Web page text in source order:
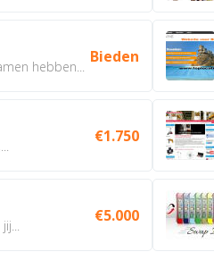
hebben...
Bieden
€1.750
€5.000